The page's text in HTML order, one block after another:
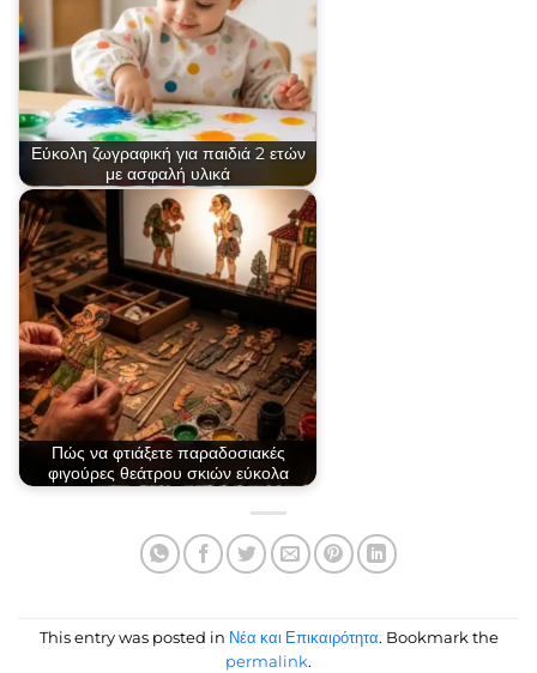
Εύκολη ζωγραφική για παιδιά 2 ετών
με ασφαλή υλικά
Πώς να φτιάξετε παραδοσιακές
φιγούρες θεάτρου σκιών εύκολα
This entry was posted in Νέα και Επικαιρότητα. Bookmark the
permalink.